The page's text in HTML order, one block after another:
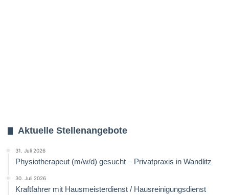
Aktuelle Stellenangebote
31. Juli 2026
Physiotherapeut (m/w/d) gesucht – Privatpraxis in Wandlitz
30. Juli 2026
Kraftfahrer mit Hausmeisterdienst / Hausreinigungsdienst